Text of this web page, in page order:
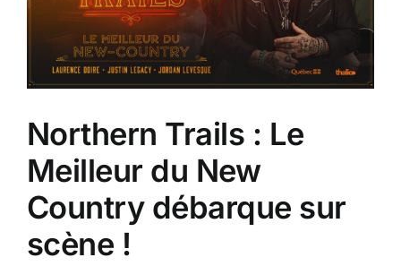
Northern Trails : Le
Meilleur du New
Country débarque sur
scène !